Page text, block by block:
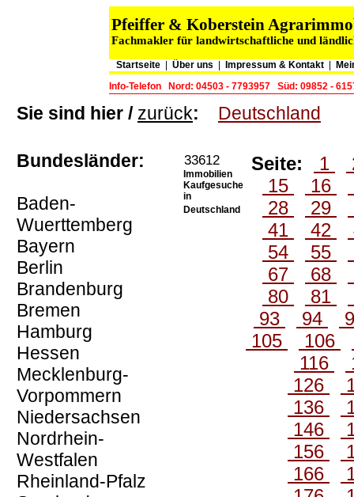
Pfeiffer & Koberstein
Fachmakler für landwirtschaftliche und
Startseite Über uns Impressum & Kontakt
Info-Telefon
Nord: 04503 - 7793957 Süd: 09852 -
Sie sind hier / zurück: Deutschland
Bundesländer:
Baden-
Wuerttemberg
Bayern
Berlin
Brandenburg
Bremen
Hamburg
Hessen
Mecklenburg-
Vorpommern
Niedersachsen
Nordrhein-
Westfalen
Rheinland-Pfalz
33612
Immobilien
Kaufgesuche
in
Deutschland
Seite: 1
15
16
28
29
41
42
54
55
67
68
80
81
93
94
105
106
116
126
136
146
156
166